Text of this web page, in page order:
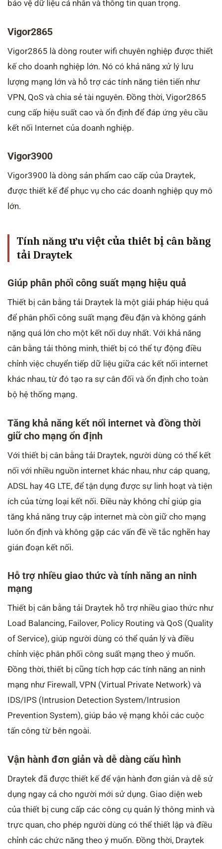
bảo vệ dữ liệu cá nhân và thông tin quan trọng.
Vigor2865
Vigor2865 là dòng router wifi chuyên nghiệp được thiết
kế cho doanh nghiệp lớn. Nó có khả năng xử lý lưu
lượng mạng lớn và hỗ trợ các tính năng tiên tiến như
VPN, QoS và chia sẻ tài nguyên. Đồng thời, Vigor2865
cung cấp hiệu suất cao và ổn định để đáp ứng yêu cầu
kết nối Internet của doanh nghiệp.
Vigor3900
Vigor3900 là dòng sản phẩm cao cấp của Draytek,
được thiết kế để phục vụ cho các doanh nghiệp quy mô
lớn.
Tính năng ưu việt của thiết bị cân bằng
tải Draytek
Giúp phân phối công suất mạng hiệu quả
Thiết bị cân bằng tải Draytek là một giải pháp hiệu quả
để phân phối công suất mạng đều đặn và không gánh
nặng quá lớn cho một kết nối duy nhất. Với khả năng
cân bằng tải thông minh, thiết bị có thể tự động điều
chỉnh việc chuyển tiếp dữ liệu giữa các kết nối internet
khác nhau, từ đó tạo ra sự cân đối và ổn định cho toàn
bộ hệ thống mạng.
Tăng khả năng kết nối internet và đồng thời
giữ cho mạng ổn định
Với thiết bị cân bằng tải Draytek, người dùng có thể kết
nối với nhiều nguồn internet khác nhau, như cáp quang,
ADSL hay 4G LTE, để tận dụng được sự linh hoạt và tiện
ích của từng loại kết nối. Điều này không chỉ giúp gia
tăng khả năng truy cập internet mà còn giữ cho mạng
luôn ổn định và không gặp các vấn đề về tắc nghẽn hay
gián đoạn kết nối.
Hỗ trợ nhiều giao thức và tính năng an ninh
mạng
Thiết bị cân bằng tải Draytek hỗ trợ nhiều giao thức như
Load Balancing, Failover, Policy Routing và QoS (Quality
of Service), giúp người dùng có thể quản lý và điều
chỉnh việc phân phối công suất mạng theo ý muốn.
Đồng thời, thiết bị cũng tích hợp các tính năng an ninh
mạng như Firewall, VPN (Virtual Private Network) và
IDS/IPS (Intrusion Detection System/Intrusion
Prevention System), giúp bảo vệ mạng khỏi các cuộc
tấn công từ bên ngoài.
Vận hành đơn giản và dễ dàng cấu hình
Draytek đã được thiết kế để vận hành đơn giản và dễ sử
dụng ngay cả cho người mới sử dụng. Giao diện web
của thiết bị cung cấp các công cụ quản lý thông minh và
trực quan, cho phép người dùng có thể thiết lập và điều
chỉnh các chức năng theo ý muốn. Đồng thời, Draytek